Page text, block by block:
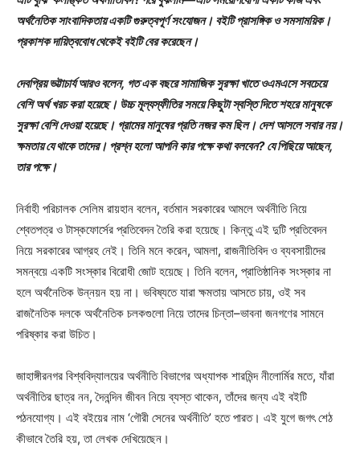
অর্থনৈতিক সাংবাদিকতায় একটি গুরুত্বপূর্ণ সংযোজন। বইটি প্রাসঙ্গিক ও সমসাময়িক।
প্রকাশক দায়িত্ববোধ থেকেই বইটি বের করেছেন।
দেবপ্রিয় ভট্টাচার্য আরও বলেন, গত এক বছরে সামাজিক সুরক্ষা খাতে ওএমএসে সবচেয়ে
বেশি অর্থ খরচ করা হয়েছে। উচ্চ মূল্যস্ফীতির সময়ে কিছুটা স্বস্তি দিতে শহরে মানুষকে
সুরক্ষা বেশি দেওয়া হয়েছে। গ্রামের মানুষের প্রতি নজর কম ছিল। দেশ আসলে সবার নয়।
ক্ষমতায় যে থাকে তাদের। প্রশ্ন হলো আপনি কার পক্ষে কথা বলবেন? যে পিছিয়ে আছেন,
তার পক্ষে।
নির্বাহী পরিচালক সেলিম রায়হান বলেন, বর্তমান সরকারের আমলে অর্থনীতি নিয়ে
শ্বেতপত্র ও টাস্কফোর্সের প্রতিবেদন তৈরি করা হয়েছে। কিন্তু এই দুটি প্রতিবেদন
নিয়ে সরকারের আগ্রহ নেই। তিনি মনে করেন, আমলা, রাজনীতিবিদ ও ব্যবসায়ীদের
সমন্বয়ে একটি সংস্কার বিরোধী জোট হয়েছে। তিনি বলেন, প্রাতিষ্ঠানিক সংস্কার না
হলে অর্থনৈতিক উন্নয়ন হয় না। ভবিষ্যতে যারা ক্ষমতায় আসতে চায়, ওই সব
রাজনৈতিক দলকে অর্থনৈতিক চলকগুলো নিয়ে তাদের চিন্তা–ভাবনা জনগণের সামনে
পরিষ্কার করা উচিত।
জাহাঙ্গীরনগর বিশ্ববিদ্যালয়ের অর্থনীতি বিভাগের অধ্যাপক শারমিন্দ নীলোর্মির মতে, যাঁরা
অর্থনীতির ছাত্র নন, দৈনন্দিন জীবন নিয়ে ব্যস্ত থাকেন, তাঁদের জন্য এই বইটি
পঠনযোগ্য। এই বইয়ের নাম ‘গৌরী সেনের অর্থনীতি’ হতে পারত। এই যুগে জগৎ শেঠ
কীভাবে তৈরি হয়, তা লেখক দেখিয়েছেন।